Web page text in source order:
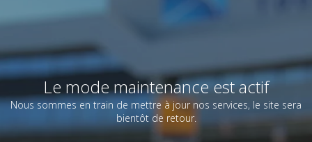
Le mode maintenance est actif
Nous sommes en train de mettre à jour nos services, le site sera
bientôt de retour.